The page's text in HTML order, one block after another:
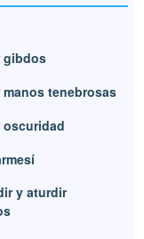
gibdos
manos tenebrosas
oscuridad
y aturdir